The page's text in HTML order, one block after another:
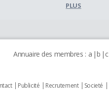
PLUS
Annuaire des membres : a b c
Publicité Recrutement Societé